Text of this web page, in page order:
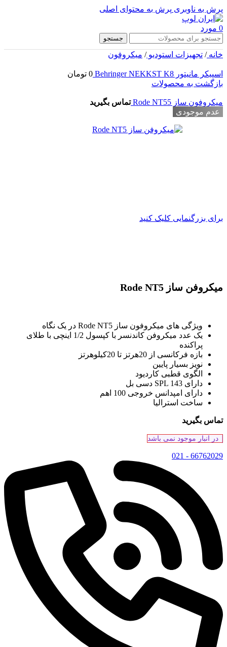
پرش به ناوبری پرش به محتوای اصلی
0 مورد
جستجو
خانه/ تجهیزات استودیو/ میکروفون
اسپیکر مانیتور Behringer NEKKST K8 0 تومان
بازگشت به محصولات
میکروفون ساز Rode NT55
تماس بگیرید
عدم موجودی
برای بزرگنمایی کلیک کنید
میکروفن ساز Rode NT5
ویژگی های میکروفون ساز Rode NT5 در یک نگاه
یک عدد میکروفن کاندنسر با کپسول 1/2 اینچی با طلای
پراکنده
بازه فرکانسی از 20هرتز تا 20کیلوهرتز
نویز بسیار پایین
الگوی قطبی کاردیود
دارای SPL 143 دسی بل
دارای امپدانس خروجی 100 اهم
ساخت استرالیا
تماس بگیرید
در انبار موجود نمی باشد
66762029 - 021